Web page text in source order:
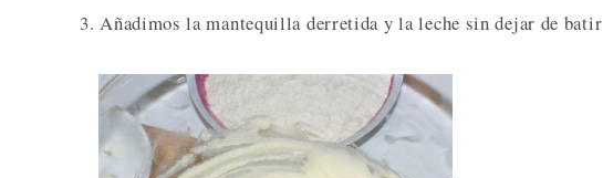
3. Añadimos la mantequilla derretida y la leche sin dejar de batir